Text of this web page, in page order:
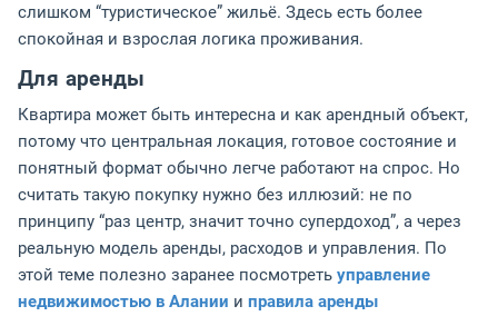
слишком “туристическое” жильё. Здесь есть более
спокойная и взрослая логика проживания.
Для аренды
Квартира может быть интересна и как арендный объект,
потому что центральная локация, готовое состояние и
понятный формат обычно легче работают на спрос. Но
считать такую покупку нужно без иллюзий: не по
принципу “раз центр, значит точно супердоход”, а через
реальную модель аренды, расходов и управления. По
этой теме полезно заранее посмотреть управление
недвижимостью в Алании и правила аренды